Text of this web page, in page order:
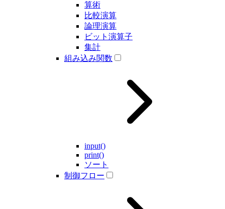
算術
比較演算
論理演算
ビット演算子
集計
組み込み関数
input()
print()
ソート
制御フロー